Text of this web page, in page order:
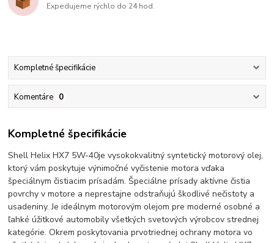
Expedujeme rýchlo do 24 hod.
Kompletné špecifikácie
Komentáre 0
Kompletné špecifikácie
Shell Helix HX7 5W-40je vysokokvalitný syntetický motorový olej,
ktorý vám poskytuje výnimočné vyčistenie motora vďaka
špeciálnym čistiacim prísadám. Špeciálne prísady aktívne čistia
povrchy v motore a neprestajne odstraňujú škodlivé nečistoty a
usadeniny. Je ideálnym motorovým olejom pre moderné osobné a
ľahké úžitkové automobily všetkých svetových výrobcov strednej
kategórie. Okrem poskytovania prvotriednej ochrany motora vo